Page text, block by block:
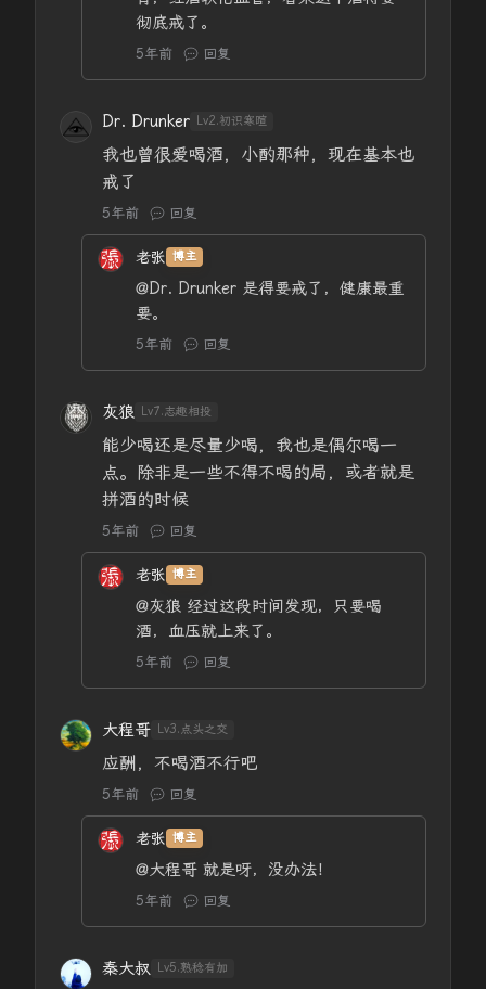
彻底戒了。
5年前 回复
Dr. Drunker Lv2.初识寒暄
我也曾很爱喝酒，小酌那种，现在基本也
戒了
5年前 回复
老张 博主
@Dr. Drunker 是得要戒了，健康最重
要。
5年前 回复
灰狼 Lv7.志趣相投
能少喝还是尽量少喝，我也是偶尔喝一
点。除非是一些不得不喝的局，或者就是
拼酒的时候
5年前 回复
老张 博主
@灰狼 经过这段时间发现，只要喝
酒，血压就上来了。
5年前 回复
大程哥 Lv3.点头之交
应酬，不喝酒不行吧
5年前 回复
老张 博主
@大程哥 就是呀，没办法！
5年前 回复
秦大叔 Lv5.熟稔有加